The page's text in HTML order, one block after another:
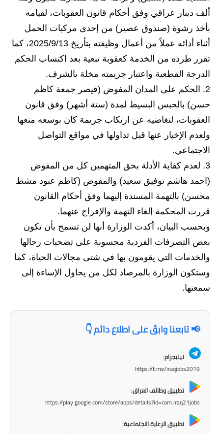
المرحلة المتوسطة
المرحلة الاعدادية
مرشحات
المرحلة الابتدائية
المرحلة المتوسطة
المرحلة الاعدادية
المرحلة الابتدائية
المرحلة المتوسطة
المرحلة الاعدادية
ملازم دراسية
المرحلة الابتدائية
المرحلة الاعدادية
دروس
المرحلة الاعدادية
ألف دينار عراقي وفق أحكام قانون العقوبات، لقيامه
بأخذ رشوة (صندوق عصير) من إحدى مركبات الحمل
أثناء أدائه عملاً من أعمال وظيفته بتأريخ 2025/9/13، كما
تقرر طرده من الخدمة كعقوبة تبعية بعد اكتساب الحكم
الدرجة القطعية واعتبار جريمته مخلة بالشرف.
2. الحكم على المدان المفوض (قيصر جمعة كاظم
حسن) بالحبس البسيط لمدة (ستة أشهر) وفق قانون
العقوبات، لتغاضيه عن ارتكاب جريمة كان بوسعه منعها
ولعدم الإخبار عنها قبل تداولها في مواقع التواصل
الاجتماعي.
3. لعدم كفاية الأدلة بحق المتهمين كل من المفوض
(احمد هاشم توفيق سعيد) والمفوض (كاظم عبود مشط
محسن) بالتهمة المسندة إليهما وفق أحكام القانون
قررت المحكمة إلغاء التهمة والإفراج عنهما.
وبحسب البيان، أكدت الوزارة أنها لن تسمح بأن تكون
بعض التصرفات الفردية محسوبة على تضحيات رجالها
والخدمات التي يقومون بها في شتى مجالات الحياة، كما
وستكون الوزارة بالمرصاد لكل من يحاول الإساءة إلى
سمعتها.
📢 تابعنا وابقَ على اطلاع دائم 👇
تيليجرام:
https://t.me/iraqjobs2019
تطبيق وظائف العراق:
https://play.google.com/store/apps/details?id=com.iraq21jobs
تطبيق الرعاية الاجتماعية: